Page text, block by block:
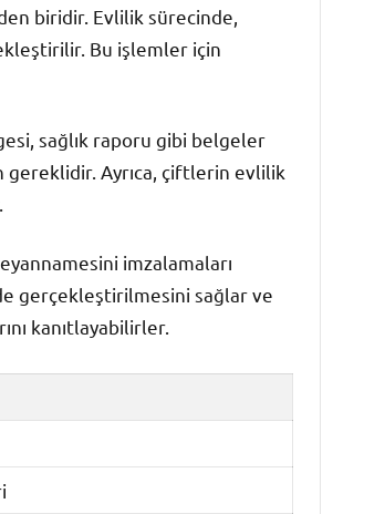
biridir. Evlilik sürecinde,
Bu işlemler için
sağlık raporu gibi belgeler
Ayrıca, çiftlerin evlilik
imzalamaları
gerçekleştirilmesini sağlar ve
kanıtlayabilirler.